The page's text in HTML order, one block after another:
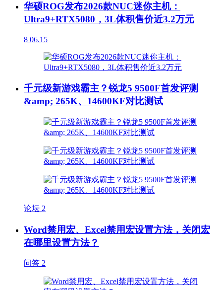
华硕ROG发布2026款NUC迷你主机：
Ultra9+RTX5080，3L体积售价近3.2万元
8 06.15
千元级新游戏霸主？锐龙5 9500F首发评测
&amp; 265K、14600KF对比测试
论坛 2
Word禁用宏、Excel禁用宏设置方法，关闭宏
在哪里设置方法？
问答 2